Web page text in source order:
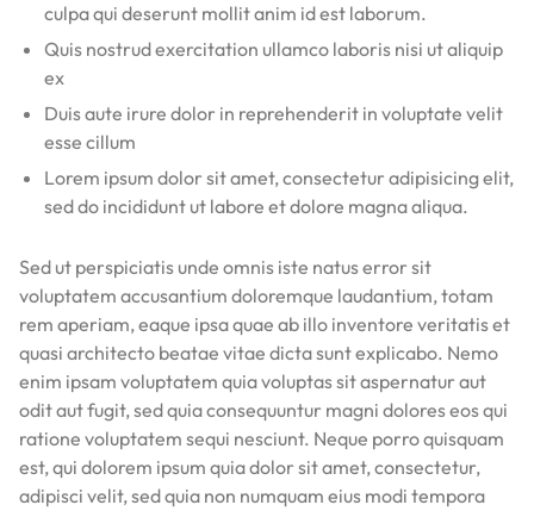
culpa qui deserunt mollit anim id est laborum.
Quis nostrud exercitation ullamco laboris nisi ut aliquip
ex
Duis aute irure dolor in reprehenderit in voluptate velit
esse cillum
Lorem ipsum dolor sit amet, consectetur adipisicing elit,
sed do incididunt ut labore et dolore magna aliqua.
Sed ut perspiciatis unde omnis iste natus error sit
voluptatem accusantium doloremque laudantium, totam
rem aperiam, eaque ipsa quae ab illo inventore veritatis et
quasi architecto beatae vitae dicta sunt explicabo. Nemo
enim ipsam voluptatem quia voluptas sit aspernatur aut
odit aut fugit, sed quia consequuntur magni dolores eos qui
ratione voluptatem sequi nesciunt. Neque porro quisquam
est, qui dolorem ipsum quia dolor sit amet, consectetur,
adipisci velit, sed quia non numquam eius modi tempora